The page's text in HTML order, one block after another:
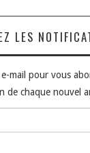
LES
e-mail pour vous
de chaque nouvel